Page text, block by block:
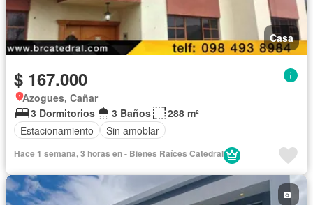
Casa
$ 167.000
Azogues, Cañar
3 Dormitorios
3 Baños
288 m²
Estacionamiento
Sin amoblar
Hace 1 semana, 3 horas en - Bienes Raíces Catedral